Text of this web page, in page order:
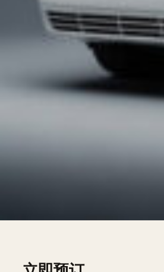
My Limousine Paris预订
中文的司机，2小时内免费报价
我们的车队
Hummer H2 Limousine — 8